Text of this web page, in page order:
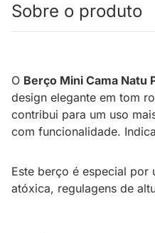
Sobre o produto
O Berço Mini Cama Natu
design elegante em tom
contribui para um uso
com funcionalidade.
Este berço é especial
atóxica, regulagens de